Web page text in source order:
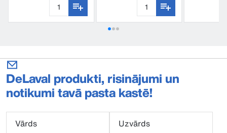
DeLaval produkti, risinājumi un
notikumi tavā pasta kastē!
Vārds
Uzvārds